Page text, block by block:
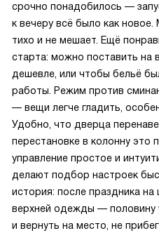
срочно понадобилось —
к вечеру всё было как
тихо и не мешает. Ещё
старта: можно поставить на
дешевле, или чтобы бельё
работы. Режим против
— вещи легче гладить,
Удобно, что дверца
перестановке в колонну это
управление простое и
делают подбор настроек
история: после праздника
верхней одежды — половину
и вернуть на место, не